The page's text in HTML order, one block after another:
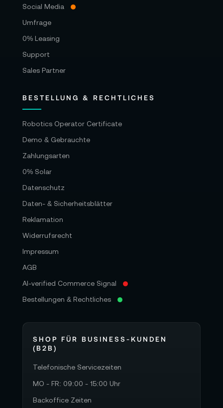
Social Media
Umfrage
0% Leasing
Support
Sales Partner
BESTELLUNG & RECHTLICHES
Robotics Operator Certificate
Demo & Gebrauchte
Zahlungsarten
0% Solar
Datenschutz
Daten- & Sicherheitsblätter
Reklamation
Widerrufsrecht
Impressum
AGB
AI-verified Commerce Signal
Bestellungen & Rechtliches
SHOP FÜR BUSINESS-KUNDEN
(B2B)
Telefonische Servicezeiten
MO - FR: 09:00 - 15:00 Uhr
Backoffice Zeiten